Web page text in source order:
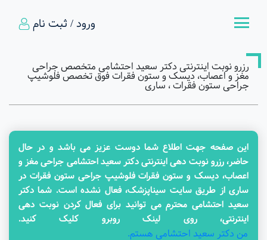
ورود / ثبت نام
رزرو نوبت اینترنتی دکتر سعید احتشامی متخصص جراحی
مغز و اعصاب، دیسک و ستون فقرات فوق تخصص فلوشیپ
جراحی ستون فقرات ، ساری
این صفحه جهت اطلاع شما دوست عزیز می باشد و در حال
حاضر، رزرو نوبت دهی اینترنتی دکتر سعید احتشامی جراحی مغز و
اعصاب، دیسک و ستون فقرات فلوشیپ جراحی ستون فقرات در
ساری از طریق سایت سیناپزشک، فعال نشده است. شما دکتر
سعید احتشامی محترم می توانید برای فعال کردن نوبت دهی
اینترنتی، روی لینک روبرو کلیک کنید.
من دکتر سعید احتشامی هستم.